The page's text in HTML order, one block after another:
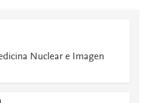
Nuclear e Imagen